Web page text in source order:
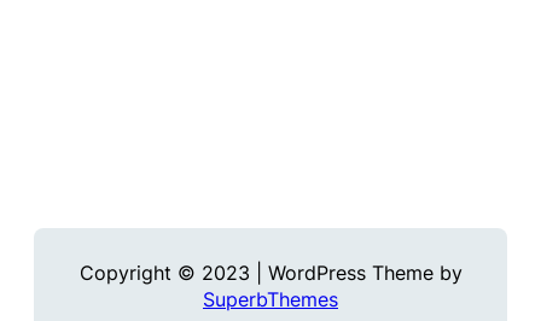
Copyright © 2023 | WordPress Theme by
SuperbThemes